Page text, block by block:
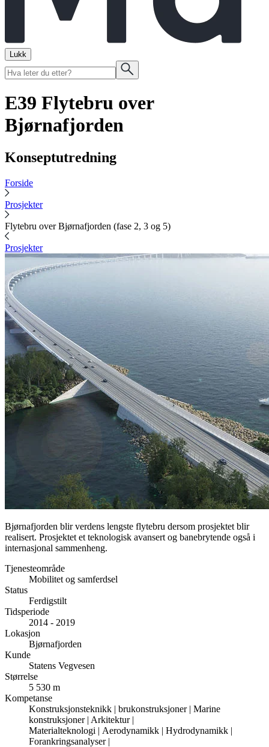
Lukk
E39 Flytebru over
Bjørnafjorden
Konseptutredning
Forside
Prosjekter
Flytebru over Bjørnafjorden (fase 2, 3 og 5)
Prosjekter
Bjørnafjorden blir verdens lengste flytebru dersom prosjektet blir
realisert. Prosjektet et teknologisk avansert og banebrytende også i
internasjonal sammenheng.
Tjenesteområde
Mobilitet og samferdsel
Status
Ferdigstilt
Tidsperiode
2014 - 2019
Lokasjon
Bjørnafjorden
Kunde
Statens Vegvesen
Størrelse
5 530 m
Kompetanse
Konstruksjonsteknikk | brukonstruksjoner | Marine
konstruksjoner | Arkitektur |
Materialteknologi | Aerodynamikk | Hydrodynamikk |
Forankringsanalyser |